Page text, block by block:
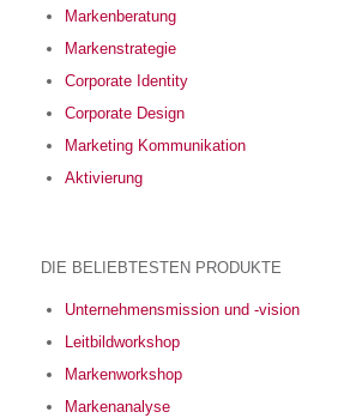
Markenberatung
Markenstrategie
Corporate Identity
Corporate Design
Marketing Kommunikation
Aktivierung
DIE BELIEBTESTEN PRODUKTE
Unternehmensmission und -vision
Leitbildworkshop
Markenworkshop
Markenanalyse